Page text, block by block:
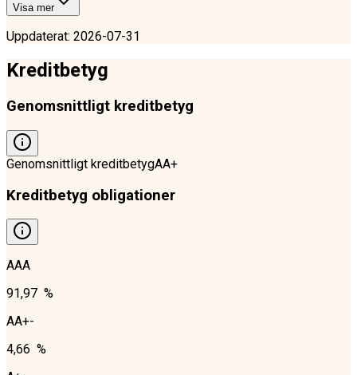
Visa mer
Uppdaterat: 2026-07-31
Kreditbetyg
Genomsnittligt kreditbetyg
Genomsnittligt kreditbetygAA+
Kreditbetyg obligationer
AAA
91,97 %
AA+-
4,66 %